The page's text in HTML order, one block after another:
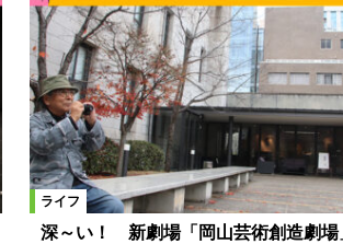
ライフ
深～い！ 新劇場「岡山芸術創造劇場